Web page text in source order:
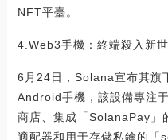
NFT平臺。
4.Web3手機：終端殺入新
6月24日，Solana宣布其旗
Android手機，該設備專注
商店、集成「SolanaPay」
適配器和用于存儲私鑰的